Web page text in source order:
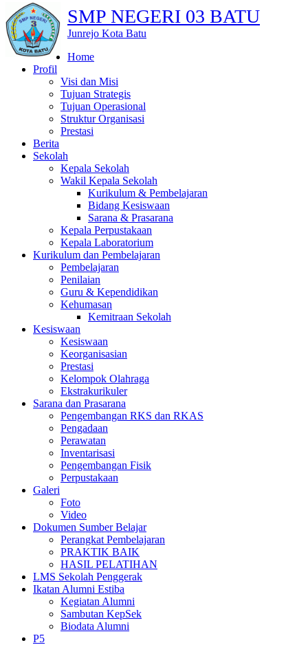
SMP NEGERI 03 BATU
Junrejo Kota Batu
Home
Profil
Visi dan Misi
Tujuan Strategis
Tujuan Operasional
Struktur Organisasi
Prestasi
Berita
Sekolah
Kepala Sekolah
Wakil Kepala Sekolah
Kurikulum & Pembelajaran
Bidang Kesiswaan
Sarana & Prasarana
Kepala Perpustakaan
Kepala Laboratorium
Kurikulum dan Pembelajaran
Pembelajaran
Penilaian
Guru & Kependidikan
Kehumasan
Kemitraan Sekolah
Kesiswaan
Kesiswaan
Keorganisasian
Prestasi
Kelompok Olahraga
Ekstrakurikuler
Sarana dan Prasarana
Pengembangan RKS dan RKAS
Pengadaan
Perawatan
Inventarisasi
Pengembangan Fisik
Perpustakaan
Galeri
Foto
Video
Dokumen Sumber Belajar
Perangkat Pembelajaran
PRAKTIK BAIK
HASIL PELATIHAN
LMS Sekolah Penggerak
Ikatan Alumni Estiba
Kegiatan Alumni
Sambutan KepSek
Biodata Alumni
P5